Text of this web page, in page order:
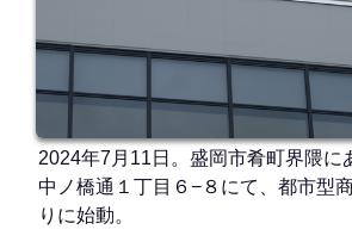
2024年7月11日。盛岡市肴町界隈に
中ノ橋通１丁目６−８にて、都市型
りに始動。